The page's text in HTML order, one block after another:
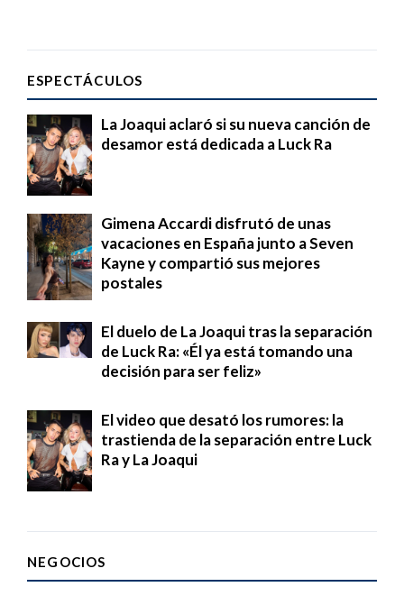
ESPECTÁCULOS
La Joaqui aclaró si su nueva canción de
desamor está dedicada a Luck Ra
Gimena Accardi disfrutó de unas
vacaciones en España junto a Seven
Kayne y compartió sus mejores
postales
El duelo de La Joaqui tras la separación
de Luck Ra: «Él ya está tomando una
decisión para ser feliz»
El video que desató los rumores: la
trastienda de la separación entre Luck
Ra y La Joaqui
NEGOCIOS